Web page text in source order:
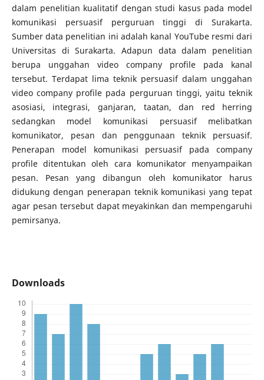
dalam penelitian kualitatif dengan studi kasus pada model
komunikasi persuasif perguruan tinggi di Surakarta.
Sumber data penelitian ini adalah kanal YouTube resmi dari
Universitas di Surakarta. Adapun data dalam penelitian
berupa unggahan video company profile pada kanal
tersebut. Terdapat lima teknik persuasif dalam unggahan
video company profile pada perguruan tinggi, yaitu teknik
asosiasi, integrasi, ganjaran, taatan, dan red herring
sedangkan model komunikasi persuasif melibatkan
komunikator, pesan dan penggunaan teknik persuasif.
Penerapan model komunikasi persuasif pada company
profile ditentukan oleh cara komunikator menyampaikan
pesan. Pesan yang dibangun oleh komunikator harus
didukung dengan penerapan teknik komunikasi yang tepat
agar pesan tersebut dapat meyakinkan dan mempengaruhi
pemirsanya.
Downloads